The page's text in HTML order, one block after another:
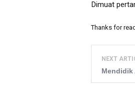
Dimuat
Thanks for
NEXT
Mendidik